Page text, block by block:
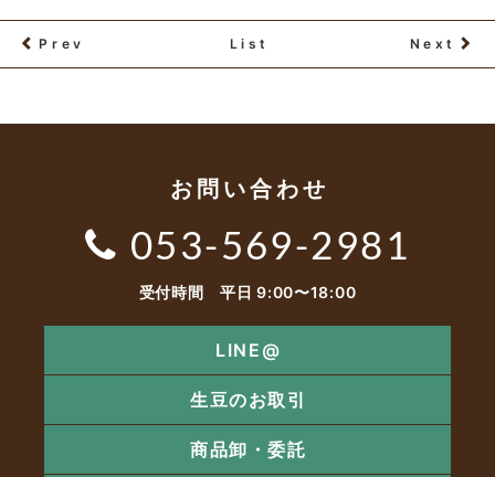
Prev List Next
お問い合わせ
053-569-2981
受付時間 平日 9:00〜18:00
LINE@
生豆のお取引
商品卸・委託